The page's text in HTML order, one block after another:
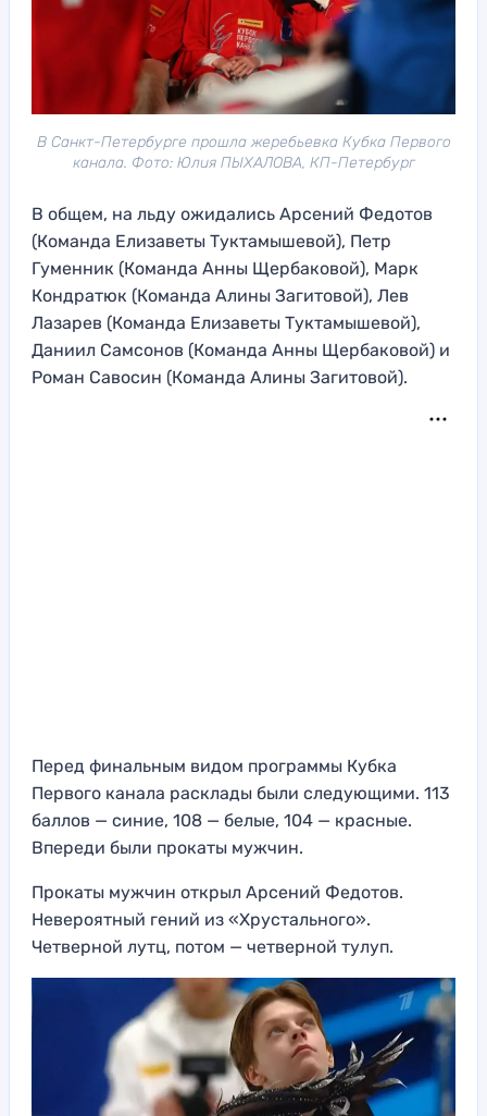
В Санкт-Петербурге прошла жеребьевка Кубка Первого
канала. Фото: Юлия ПЫХАЛОВА, КП-Петербург
В общем, на льду ожидались Арсений Федотов
(Команда Елизаветы Туктамышевой), Петр
Гуменник (Команда Анны Щербаковой), Марк
Кондратюк (Команда Алины Загитовой), Лев
Лазарев (Команда Елизаветы Туктамышевой),
Даниил Самсонов (Команда Анны Щербаковой) и
Роман Савосин (Команда Алины Загитовой).
Перед финальным видом программы Кубка
Первого канала расклады были следующими. 113
баллов — синие, 108 — белые, 104 — красные.
Впереди были прокаты мужчин.
Прокаты мужчин открыл Арсений Федотов.
Невероятный гений из «Хрустального».
Четверной лутц, потом — четверной тулуп.